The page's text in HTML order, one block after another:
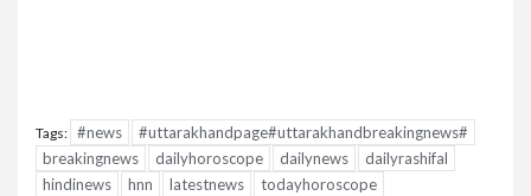
Tags: #news
#uttarakhandpage#uttarakhandbreakingnews#
breakingnews
dailyhoroscope dailynews
dailyrashifal
hindinews
hnn latestnews
todayhoroscope